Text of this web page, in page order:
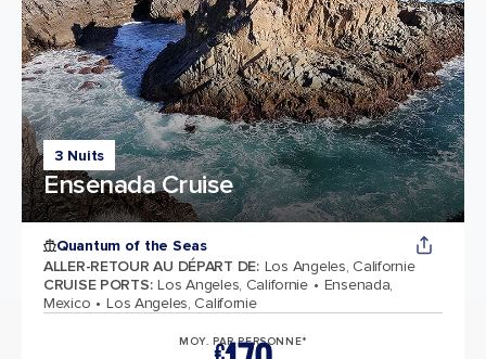
3 Nuits
Ensenada Cruise
Quantum of the Seas
ALLER-RETOUR AU DÉPART DE: Los Angeles, Californie
CRUISE PORTS: Los Angeles, Californie
Ensenada,
Mexico
Los Angeles, Californie
MOY. PAR PERSONNE*